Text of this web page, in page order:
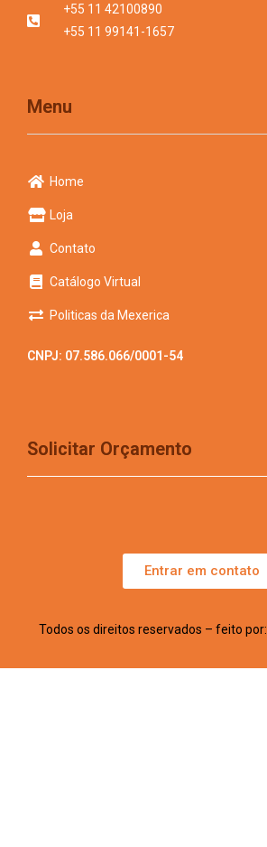
+55 11 42100890
+55 11 99141-1657
Menu
Home
Loja
Contato
Catálogo Virtual
Politicas da Mexerica
CNPJ: 07.586.066/0001-54
Solicitar Orçamento
Entrar em contato
Todos os direitos reservados – feito por: